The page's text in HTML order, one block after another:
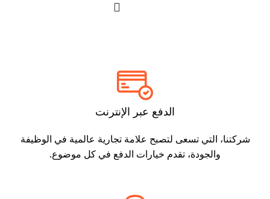
الدفع عبر الإنترنت
شركتنا، التي تسعى لتصبح علامة تجارية عالمية في الوظيفة
والجودة، تقدم خيارات الدفع في كل موضوع.